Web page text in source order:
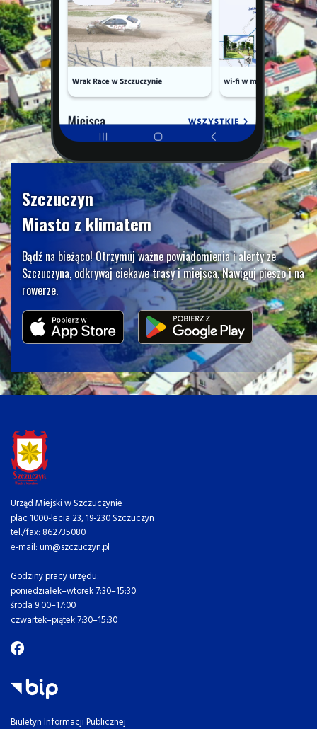
Szczuczyn
Miasto z klimatem
Bądź na bieżąco! Otrzymuj ważne powiadomienia i alerty ze
Szczuczyna, odkrywaj ciekawe trasy i miejsca. Nawiguj pieszo i na
rowerze.
Urząd Miejski w Szczuczynie
plac 1000-lecia 23, 19-230 Szczuczyn
tel./fax: 862735080
e-mail: um@szczuczyn.pl
Godziny pracy urzędu:
poniedziałek–wtorek 7:30–15:30
środa 9:00–17:00
czwartek–piątek 7:30–15:30
Biuletyn Informacji Publicznej